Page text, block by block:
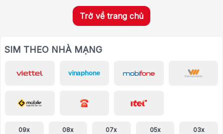
Trở về trang chủ
SIM THEO NHÀ MẠNG
09x 08x 07x 05x 03x